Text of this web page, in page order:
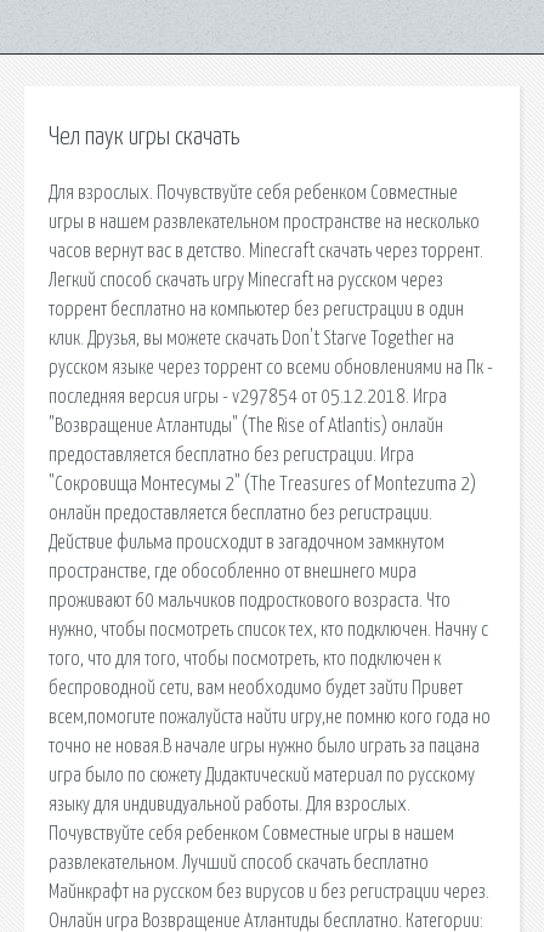
Чел паук игры скачать
Для взрослых. Почувствуйте себя ребенком Совместные
игры в нашем развлекательном пространстве на несколько
часов вернут вас в детство. Minecraft скачать через торрент.
Легкий способ скачать игру Minecraft на русском через
торрент бесплатно на компьютер без регистрации в один
клик. Друзья, вы можете скачать Don't Starve Together на
русском языке через торрент со всеми обновлениями на Пк -
последняя версия игры - v297854 от 05.12.2018. Игра
"Возвращение Атлантиды" (The Rise of Atlantis) онлайн
предоставляется бесплатно без регистрации. Игра
"Сокровища Монтесумы 2" (The Treasures of Montezuma 2)
онлайн предоставляется бесплатно без регистрации.
Действие фильма происходит в загадочном замкнутом
пространстве, где обособленно от внешнего мира
проживают 60 мальчиков подросткового возраста. Что
нужно, чтобы посмотреть список тех, кто подключен. Начну с
того, что для того, чтобы посмотреть, кто подключен к
беспроводной сети, вам необходимо будет зайти Привет
всем,помогите пожалуйста найти игру,не помню кого года но
точно не новая.В начале игры нужно было играть за пацана
игра было по сюжету Дидактический материал по русскому
языку для индивидуальной работы. Для взрослых.
Почувствуйте себя ребенком Совместные игры в нашем
развлекательном. Лучший способ скачать бесплатно
Майнкрафт на русском без вирусов и без регистрации через.
Онлайн игра Возвращение Атлантиды бесплатно. Категории: